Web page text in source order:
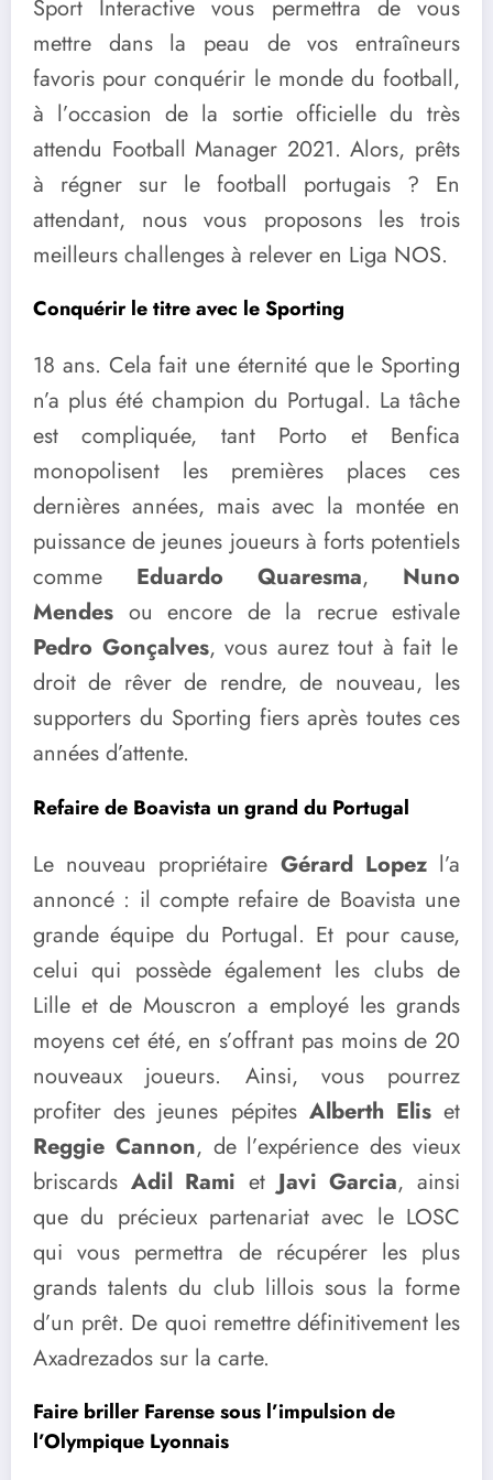
Sport Interactive vous permettra de vous
mettre dans la peau de vos entraîneurs
favoris pour conquérir le monde du football,
à l’occasion de la sortie officielle du très
attendu Football Manager 2021. Alors, prêts
à régner sur le football portugais ? En
attendant, nous vous proposons les trois
meilleurs challenges à relever en Liga NOS.
Conquérir le titre avec le Sporting
18 ans. Cela fait une éternité que le Sporting
n’a plus été champion du Portugal. La tâche
est compliquée, tant Porto et Benfica
monopolisent les premières places ces
dernières années, mais avec la montée en
puissance de jeunes joueurs à forts potentiels
comme Eduardo Quaresma, Nuno
Mendes ou encore de la recrue estivale
Pedro Gonçalves, vous aurez tout à fait le
droit de rêver de rendre, de nouveau, les
supporters du Sporting fiers après toutes ces
années d’attente.
Refaire de Boavista un grand du Portugal
Le nouveau propriétaire Gérard Lopezl’a
annoncé : il compte refaire de Boavista une
grande équipe du Portugal. Et pour cause,
celui qui possède également les clubs de
Lille et de Mouscron a employé les grands
moyens cet été, en s’offrant pas moins de 20
nouveaux joueurs. Ainsi, vous pourrez
profiter des jeunes pépites Alberth Eliset
Reggie Cannon, de l’expérience des vieux
briscards Adil Rami etJavi Garcia, ainsi
que du précieux partenariat avec le LOSC
qui vous permettra de récupérer les plus
grands talents du club lillois sous la forme
d’un prêt. De quoi remettre définitivement les
Axadrezados sur la carte.
Faire briller Farense sous l’impulsion de
l’Olympique Lyonnais